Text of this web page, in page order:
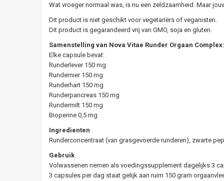
Wat vroeger normaal was, is nu een zeldzaamheid. Maar
Dit product is niet geschikt voor vegetariërs of veganisten.
Dit product is gegarandeerd vrij van GMO, soja en gluten.
Samenstelling van Nova Vitae Runder Orgaan Complex:
Elke capsule bevat:
Runderlever 150 mg
Rundernier 150 mg
Runderhart 150 mg
Runderpancreas 150 mg
Rundermilt 150 mg
Bioperine 0,5 mg
Ingredienten
Runderconcentraat (van grasgevoerde runderen), zwarte
Gebruik
Volwassenen nemen als voedingssupplement dagelijks 3
3 capsules per dag staat gelijk aan ruim 150 gram